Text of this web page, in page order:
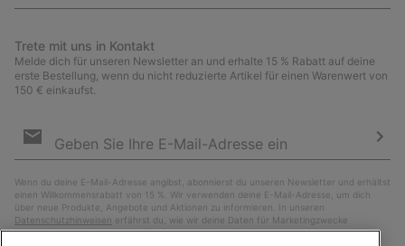
Trete mit uns in Kontakt
Melde dich für unseren Newsletter an und erhalte 15 % Rabatt auf deine
erste Bestellung, wenn du nicht reduzierte Artikel für einen Warenwert von
150 € einkaufst.
Anmeldung
Wenn du deine E-Mail-Adresse angibst, abonnierst du unseren Newsletter und erhältst
einen Willkommensrabatt von 15 %. Wir verwenden deine E-Mail-Adresse, um dich
über neue Produkte, Angebote und Aktionen zu informieren. In unseren
Datenschutzhinweisen erfährst du, wie wir deine Daten für Marketingzwecke
verarbeiten und wie du deine Zustimmung widerrufen kannst.